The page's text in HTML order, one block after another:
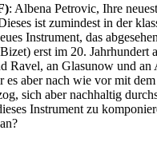
: Albena Petrovic, Ihre
ist zumindest in der
Instrument, das
erst im 20. Jahrhundert
Ravel, an Glasunow und
es aber nach wie vor mit
sich aber nachhaltig
Instrument zu